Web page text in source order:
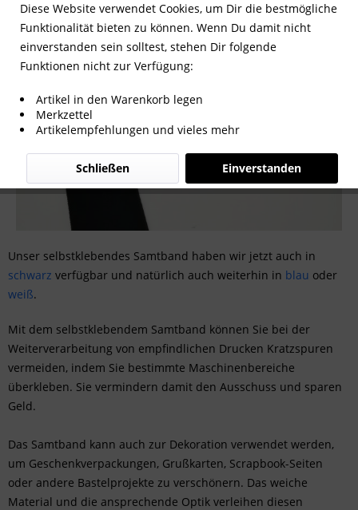
Unser selbstklebendes Samtband haben wir jetzt auch in
schwarz verfügbar und natürlich auch weiterhin in blau oder
weiß.
Mit dem selbstklebendem Samtband können Sie bei der
Weiterverarbeitung von empfindlichen Drucken Kratzspuren
vermeiden, indem Sie bestimmte Maschinenbereiche
überkleben. Sie vermindern damit den Ausschuss und sparen
Geld.
Das Samtband kann auch zur Dekoration verwendet werden,
um Geschenkverpackungen, Grußkarten, Scrapbook-Seiten
oder andere Bastelprojekte zu verschönern. Das weiche
Material und die ansprechende Optik verleihen diesen
Diese Website verwendet Cookies, um Dir die bestmögliche
Funktionalität bieten zu können. Wenn Du damit nicht
einverstanden sein solltest, stehen Dir folgende
Funktionen nicht zur Verfügung:
Artikel in den Warenkorb legen
Merkzettel
Artikelempfehlungen und vieles mehr
Einverstanden
Schließen